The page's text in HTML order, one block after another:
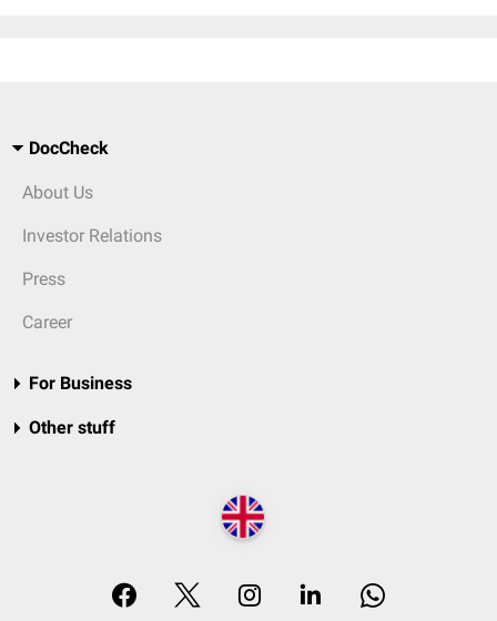
DocCheck
About Us
Investor Relations
Press
Career
For Business
Other stuff